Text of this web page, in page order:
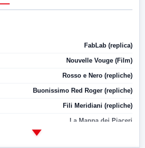
FabLab (replica)
Nouvelle Vouge (Film)
Rosso e Nero (repliche)
Buonissimo Red Roger (repliche)
Fili Meridiani (repliche)
La Mappa dei Piaceri